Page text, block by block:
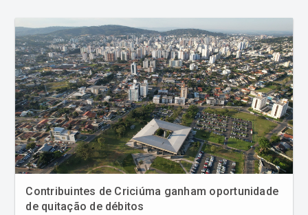
Contribuintes de Criciúma ganham oportunidade
de quitação de débitos
comment Jornalismo access_time 06/08/2026 19:30
Prefeitura prorrogou até 30 de outubro o prazo do Refis